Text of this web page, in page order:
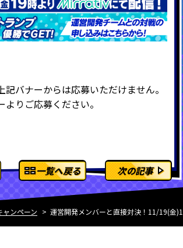
バナーからは応募いただけません。
りご応募ください。
一覧へ戻る 次の記事
ャンペーン 運営開発メンバーと直接対決！11/19(金